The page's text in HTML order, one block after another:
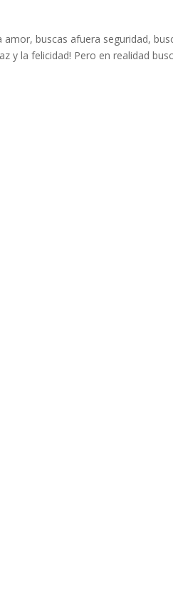
buscas afuera seguridad,
y la felicidad! Pero en realidad